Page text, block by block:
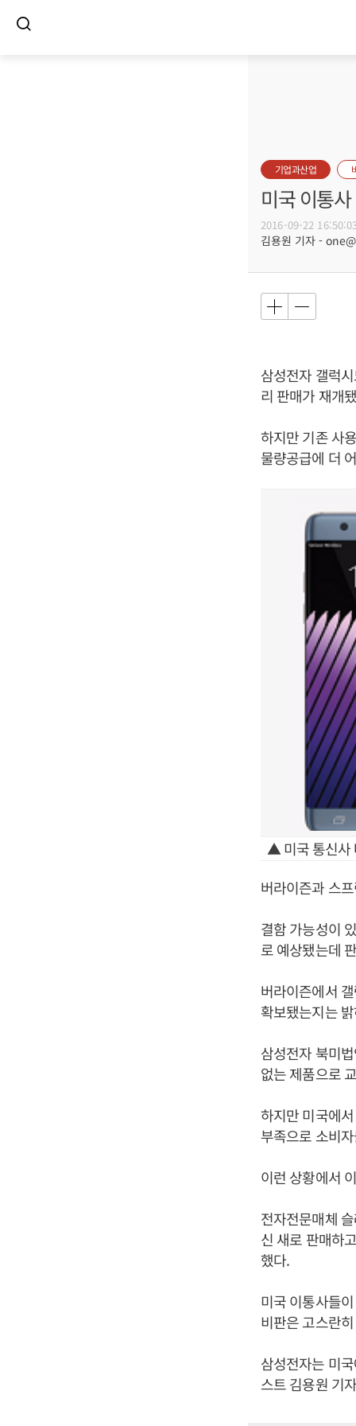
기업과산업
미국 이통
2016-09-22
김용원 기자 -
삼성전자 갤럭
리 판매가 재개
하지만 기존 사
물량공급에 더
▲ 미국 통신사
버라이즌과 스
결함 가능성이
로 예상됐는데
버라이즌에서
확보됐는지는
삼성전자 북미
없는 제품으로
하지만 미국에
부족으로 소비
이런 상황에서
전자전문매체
신 새로 판매하
했다.
미국 이통사들
비판은 고스란
삼성전자는 미
스트 김용원 기